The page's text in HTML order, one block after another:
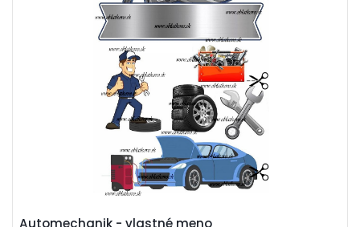
Automechanik - vlastné meno